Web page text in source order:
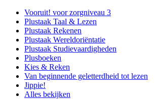
Vooruit! voor zorgniveau 3
Plustaak Taal & Lezen
Plustaak Rekenen
Plustaak Wereldoriëntatie
Plustaak Studievaardigheden
Plusboeken
Kies & Reken
Van beginnende geletterdheid tot lezen
Jippie!
Alles bekijken